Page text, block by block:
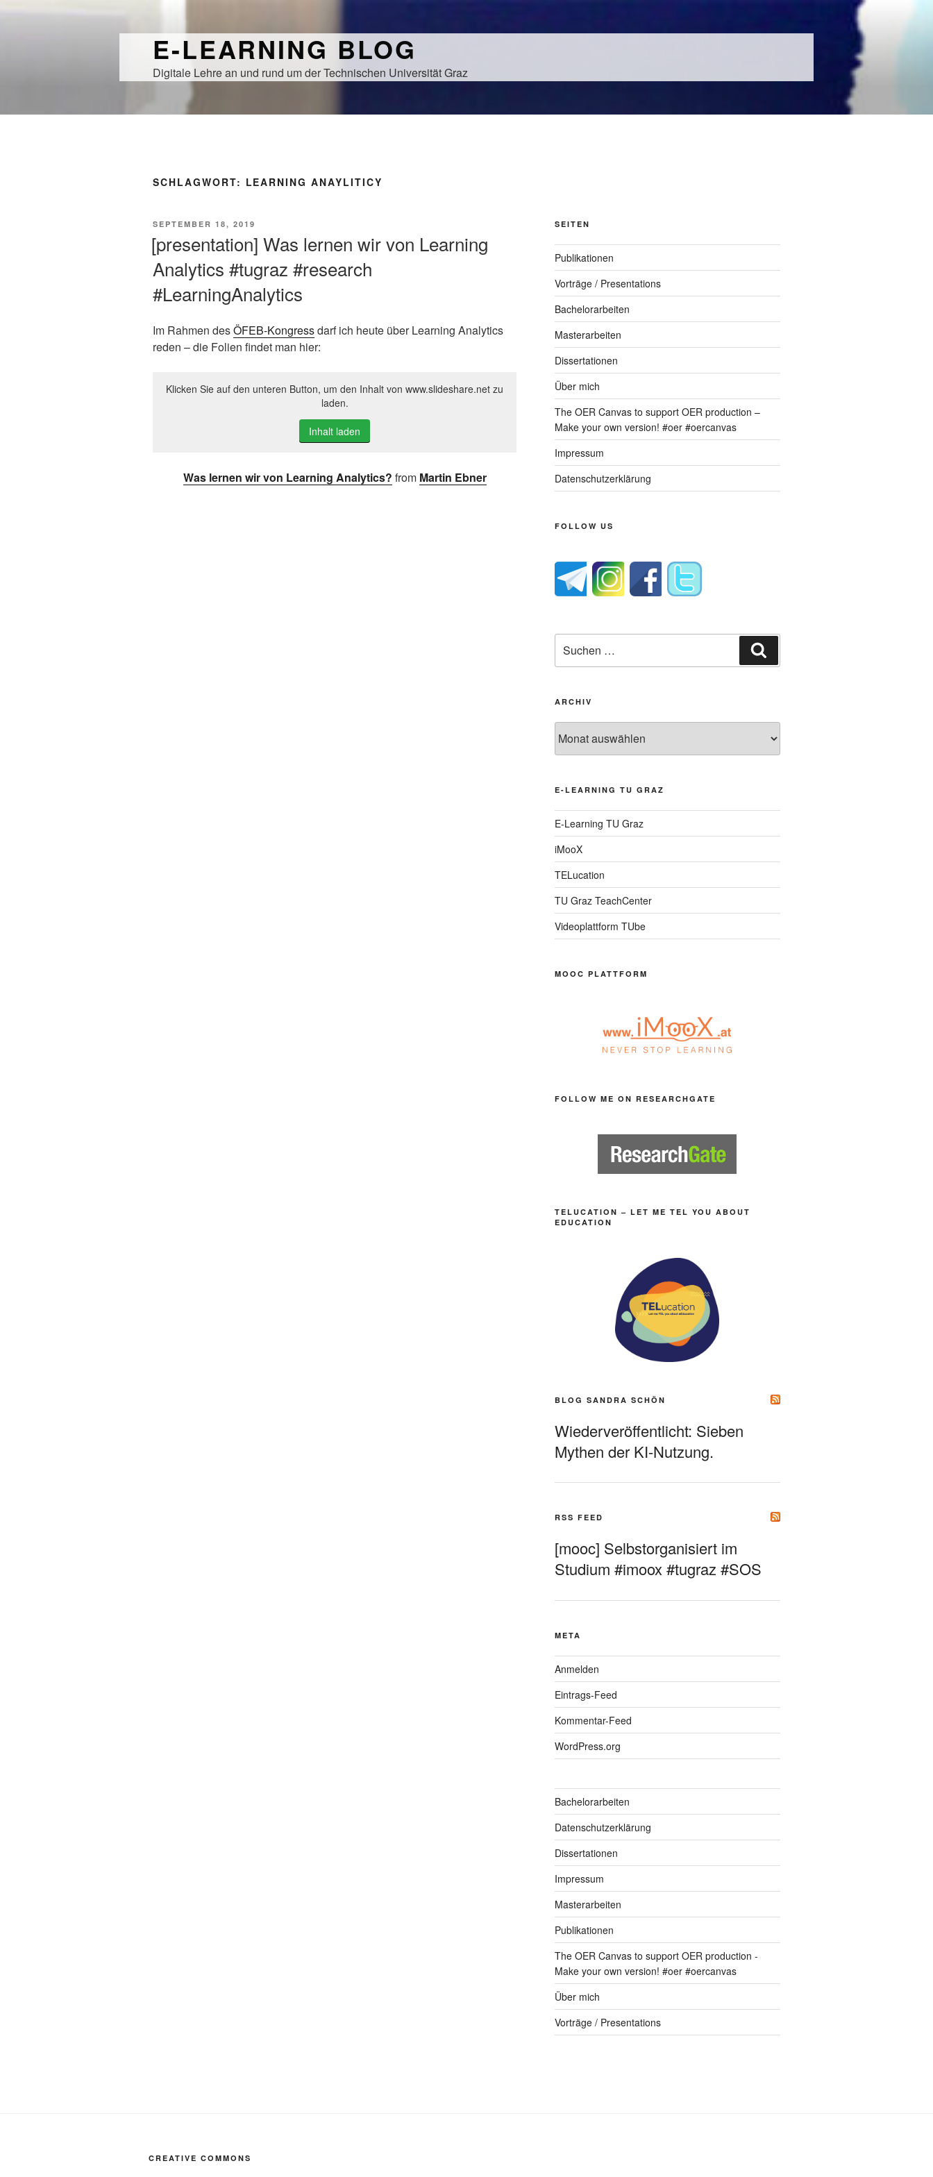
E-LEARNING BLOG
Digitale Lehre an und rund um der Technischen Universität Graz
SCHLAGWORT: LEARNING ANAYLITICY
VERÖFFENTLICHT
SEPTEMBER 18, 2019
[presentation] Was lernen wir von Learning
Analytics #tugraz #research
#LearningAnalytics
Im Rahmen desÖFEB-Kongressdarf ich heute über Learning Analytics
reden – die Folien findet man hier:
Klicken Sie auf den unteren Button, um den Inhalt von www.slideshare.net zu
laden.
Inhalt laden
Was lernen wir von Learning Analytics? from Martin Ebner
SEITEN
Publikationen
Vorträge / Presentations
Bachelorarbeiten
Masterarbeiten
Dissertationen
Über mich
The OER Canvas to support OER production –
Make your own version! #oer #oercanvas
Impressum
Datenschutzerklärung
FOLLOW US
nach:
ARCHIV
E-LEARNING TU GRAZ
E-Learning TU Graz
iMooX
TELucation
TU Graz TeachCenter
Videoplattform TUbe
MOOC PLATTFORM
FOLLOW ME ON RESEARCHGATE
TELUCATION – LET ME TEL YOU ABOUT
EDUCATION
BLOG SANDRA SCHÖN
Wiederveröffentlicht: Sieben
Mythen der KI-Nutzung.
RSS FEED
[mooc] Selbstorganisiert im
Studium #imoox #tugraz #SOS
META
Anmelden
Eintrags-Feed
Kommentar-Feed
WordPress.org
Bachelorarbeiten
Datenschutzerklärung
Dissertationen
Impressum
Masterarbeiten
Publikationen
The OER Canvas to support OER production -
Make your own version! #oer #oercanvas
Über mich
Vorträge / Presentations
CREATIVE COMMONS